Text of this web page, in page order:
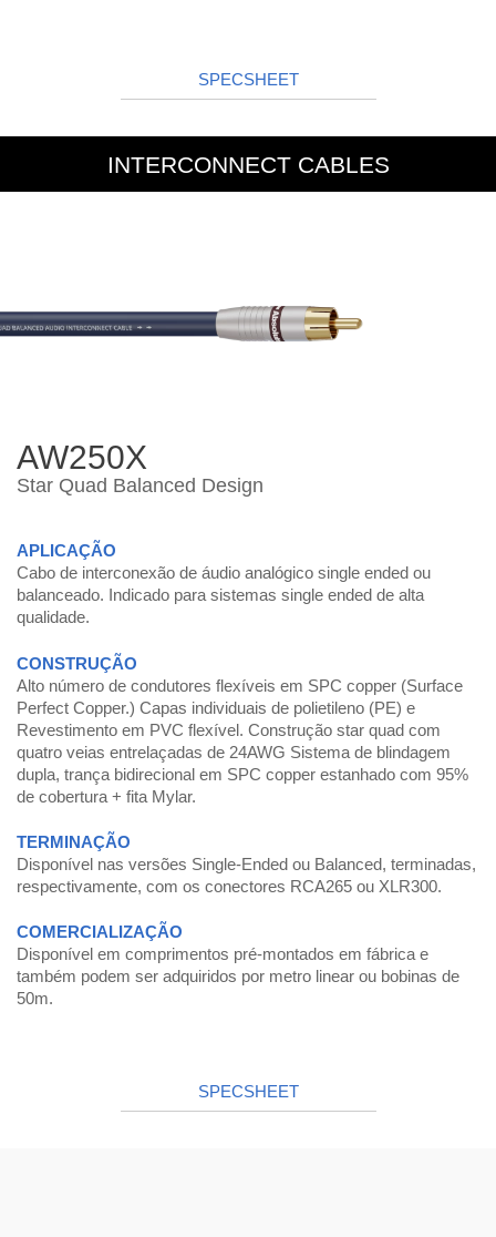
SPECSHEET
INTERCONNECT CABLES
AW250X
Star Quad Balanced Design
APLICAÇÃO
Cabo de interconexão de áudio analógico single ended ou
balanceado. Indicado para sistemas single ended de alta
qualidade.
CONSTRUÇÃO
Alto número de condutores flexíveis em SPC copper (Surface
Perfect Copper.) Capas individuais de polietileno (PE) e
Revestimento em PVC flexível. Construção star quad com
quatro veias entrelaçadas de 24AWG Sistema de blindagem
dupla, trança bidirecional em SPC copper estanhado com 95%
de cobertura + fita Mylar.
TERMINAÇÃO
Disponível nas versões Single-Ended ou Balanced, terminadas,
respectivamente, com os conectores RCA265 ou XLR300.
COMERCIALIZAÇÃO
Disponível em comprimentos pré-montados em fábrica e
também podem ser adquiridos por metro linear ou bobinas de
50m.
SPECSHEET